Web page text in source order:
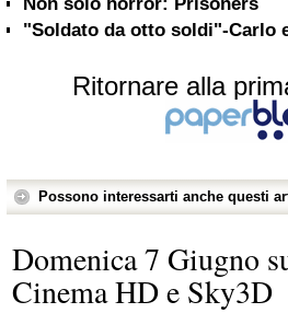
"Soldato da otto soldi"-Carlo
Ritornare alla
Possono interessarti anche questi
Domenica 7 Giugno
Cinema HD e Sky3D